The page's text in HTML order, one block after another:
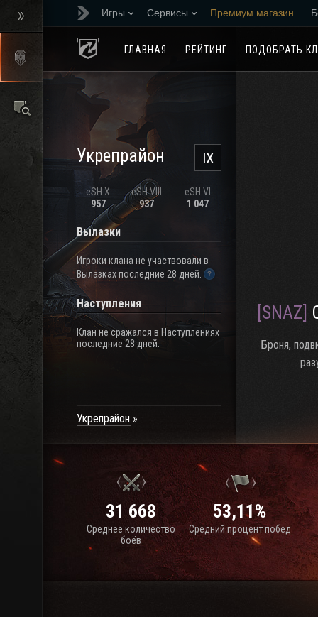
Игры Сервисы Премиум магазин
ГЛАВНАЯ
РЕЙТИНГ ПОДОБРАТЬ
IX
Укрепрайон
eSH X
957
eSH VIII
937
eSH VI
1 047
Вылазки
Игроки клана не участвовали в
Вылазках последние 28 дней.
Наступления
Клан не сражался в Наступлениях
последние 28 дней.
Укрепрайон
[SNAZ]
Броня,
31 668
Среднее количество
боёв
53,11%
Средний процент побед